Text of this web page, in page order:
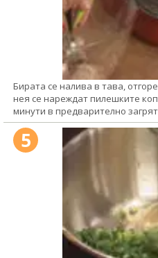
Бирата се налива в тава,
нея се нареждат пилешките
минути в предварително
5